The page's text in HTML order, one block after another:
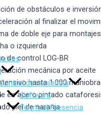
Control de presencia
Software
Terminal Presencia
de obstáculos e
al finalizar el
de doble eje para
o izquierda
de control LOG-BR
mecánica por aceite
hasta 1.000
en acero pintado
piel de naranja